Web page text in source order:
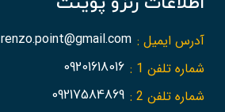
آدرس ایمیل : renzo.point@gmail.com
شماره تلفن 1 : 09201618016
شماره تلفن 2 : 09217584869